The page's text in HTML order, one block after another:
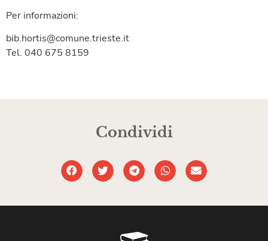
Per informazioni:
bib.hortis@comune.trieste.it
Tel. 040 675 8159
Condividi